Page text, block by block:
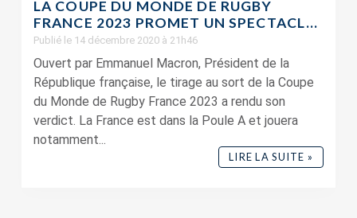
LA COUPE DU MONDE DE RUGBY
FRANCE 2023 PROMET UN SPECTACL...
Publié le 14 décembre 2020 à 21h46
Ouvert par Emmanuel Macron, Président de la
République française, le tirage au sort de la Coupe
du Monde de Rugby France 2023 a rendu son
verdict. La France est dans la Poule A et jouera
notamment...
LIRE LA SUITE »